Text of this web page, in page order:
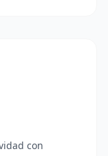
con